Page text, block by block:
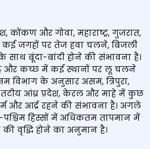
और गोवा, महाराष्ट्र, गुजरात,
कई जगहों पर तेज हवा चलने, बिजली
बूंदा-बांदी होने की संभावना है।
और कच्छ में कई स्थानों पर लू चलने
विभाग के अनुसार असम, त्रिपुरा,
तटीय आंध्र प्रदेश, केरल और माहे में कुछ
और आर्द्र रहने की संभावना है। अगले
हिस्सों में अधिकतम तापमान में
की वृद्धि होने का अनुमान है।